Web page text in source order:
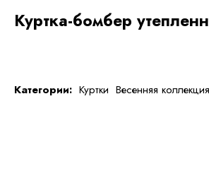
Состав ткани
100 %
информация
Куртка-бомбер
Категории: Куртки Весенняя